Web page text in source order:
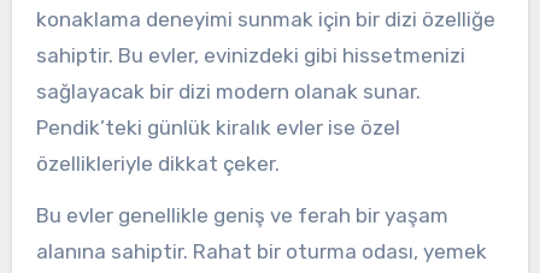
konaklama deneyimi sunmak için bir dizi özelliğe
sahiptir. Bu evler, evinizdeki gibi hissetmenizi
sağlayacak bir dizi modern olanak sunar.
Pendik’teki günlük kiralık evler ise özel
özellikleriyle dikkat çeker.
Bu evler genellikle geniş ve ferah bir yaşam
alanına sahiptir. Rahat bir oturma odası, yemek